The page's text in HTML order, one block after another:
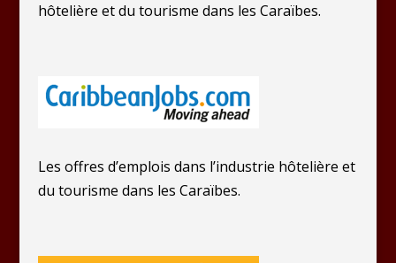
hôtelière et du tourisme dans les Caraïbes.
Les offres d’emplois dans l’industrie hôtelière et
du tourisme dans les Caraïbes.